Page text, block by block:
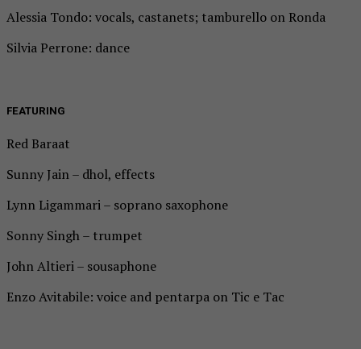
Alessia Tondo: vocals, castanets; tamburello on Ronda
Silvia Perrone: dance
FEATURING
Red Baraat
Sunny Jain – dhol, effects
Lynn Ligammari – soprano saxophone
Sonny Singh – trumpet
John Altieri – sousaphone
Enzo Avitabile: voice and pentarpa on Tic e Tac